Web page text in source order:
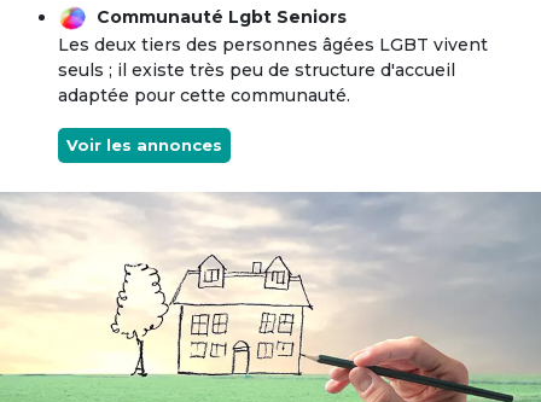
Communauté Lgbt Seniors
Les deux tiers des personnes âgées LGBT vivent
seuls ; il existe très peu de structure d'accueil
adaptée pour cette communauté.
Voir les annonces